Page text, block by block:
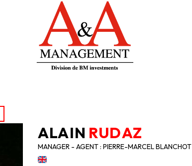
ALAIN RUDAZ
MANAGER - AGENT : PIERRE-MARCEL BLANCHOT